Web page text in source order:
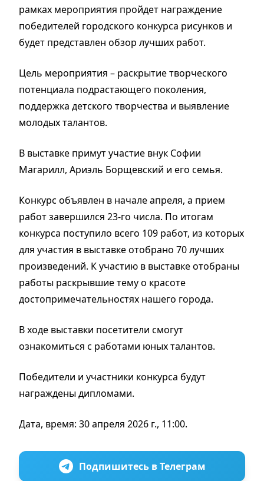
рамках мероприятия пройдет награждение
победителей городского конкурса рисунков и
будет представлен обзор лучших работ.
Цель мероприятия – раскрытие творческого
потенциала подрастающего поколения,
поддержка детского творчества и выявление
молодых талантов.
В выставке примут участие внук Софии
Магарилл, Ариэль Борщевский и его семья.
Конкурс объявлен в начале апреля, а прием
работ завершился 23-го числа. По итогам
конкурса поступило всего 109 работ, из которых
для участия в выставке отобрано 70 лучших
произведений. К участию в выставке отобраны
работы раскрывшие тему о красоте
достопримечательностях нашего города.
В ходе выставки посетители смогут
ознакомиться с работами юных талантов.
Победители и участники конкурса будут
награждены дипломами.
Дата, время: 30 апреля 2026 г., 11:00.
Подпишитесь в Телеграм